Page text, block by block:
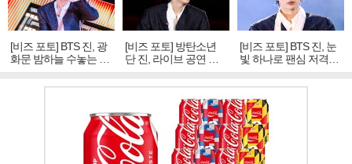
[비즈 포토] BTS 진, 광
화문 밤하늘 수놓는 '비
주얼 킹'의 열창
[비즈 포토] 방탄소년
단 진, 라이브 공연 중
빛나는 독보적 아우라
[비즈 포토] BTS 진, 눈
빛 하나로 팬심 저격…
독보적 카리스마